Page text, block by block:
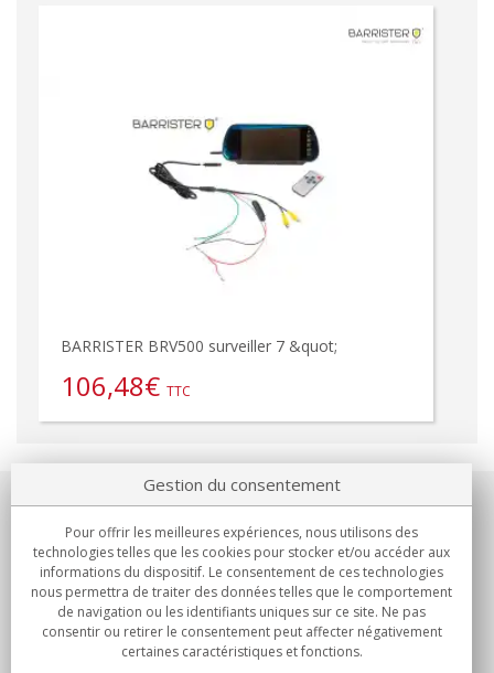
BARRISTER BRV500 surveiller 7 &quot;
106,48€ TTC
Notre société
Engagements
Achats
Gestion du consentement
Pour offrir les meilleures expériences, nous utilisons des
technologies telles que les cookies pour stocker et/ou accéder aux
informations du dispositif. Le consentement de ces technologies
nous permettra de traiter des données telles que le comportement
de navigation ou les identifiants uniques sur ce site. Ne pas
consentir ou retirer le consentement peut affecter négativement
certaines caractéristiques et fonctions.